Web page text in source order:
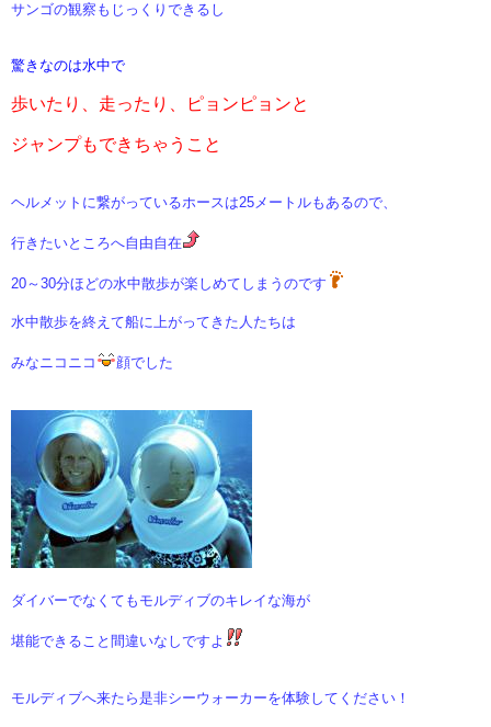
サンゴの観察もじっくりできるし
驚きなのは水中で
歩いたり、走ったり、ピョンピョンと
ジャンプもできちゃうこと
ヘルメットに繋がっているホースは25メートルもあるので、
行きたいところへ自由自在
20～30分ほどの水中散歩が楽しめてしまうのです
水中散歩を終えて船に上がってきた人たちは
みなニコニコ 顔でした
ダイバーでなくてもモルディブのキレイな海が
堪能できること間違いなしですよ
モルディブへ来たら是非シーウォーカーを体験してください！